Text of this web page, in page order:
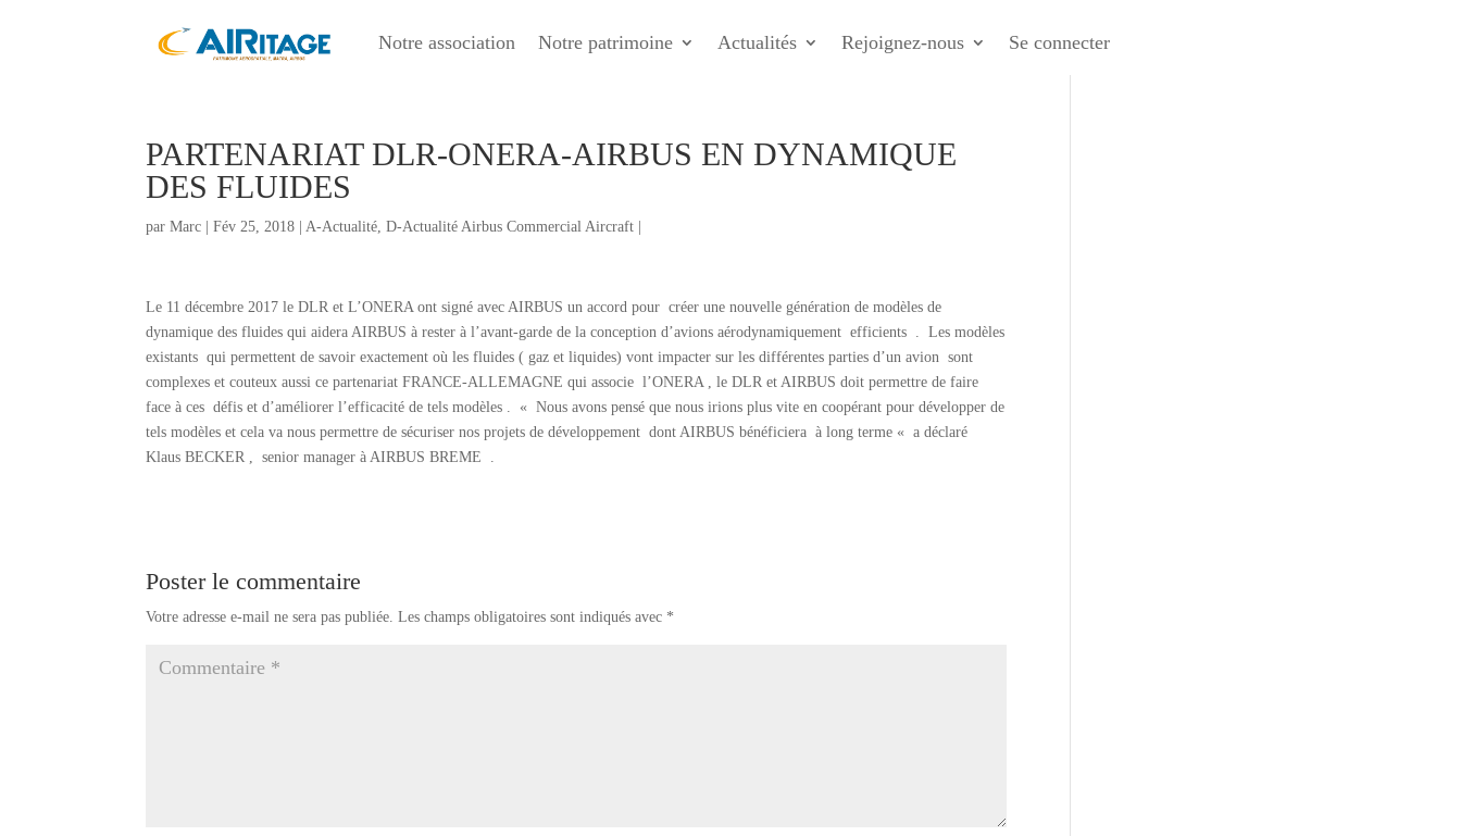
Notre association Notre patrimoine Actualités Rejoignez-nous Se connecter
PARTENARIAT DLR-ONERA-AIRBUS EN DYNAMIQUE
DES FLUIDES
parMarc |Fév 25, 2018 |A-Actualité,D-Actualité Airbus Commercial Aircraft
Le 11 décembre 2017 le DLR et L’ONERA ont signé avec AIRBUS un accord pour créer une nouvelle génération de modèles de
dynamique des fluides qui aidera AIRBUS à rester à l’avant-garde de la conception d’avions aérodynamiquement efficients . Les modèles
existants qui permettent de savoir exactement où les fluides ( gaz et liquides) vont impacter sur les différentes parties d’un avion sont
complexes et couteux aussi ce partenariat FRANCE-ALLEMAGNE qui associe l’ONERA , le DLR et AIRBUS doit permettre de faire
face à ces défis et d’améliorer l’efficacité de tels modèles . « Nous avons pensé que nous irions plus vite en coopérant pour développer de
tels modèles et cela va nous permettre de sécuriser nos projets de développement dont AIRBUS bénéficiera à long terme « a déclaré
Klaus BECKER , senior manager à AIRBUS BREME .
Poster le commentaire
Votre adresse e-mail ne sera pas publiée. Les champs obligatoires sont indiqués avec *